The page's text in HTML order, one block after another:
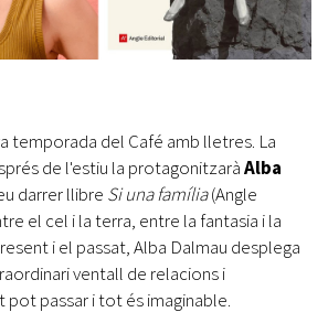
temporada del Café amb lletres. La
de l'estiu la protagonitzaràAlba
darrer llibre Si una família(Angle
el cel i la terra, entre la fantasia i la
i el passat, Alba Dalmau desplega
ventall de relacions i
passar i tot és imaginable.